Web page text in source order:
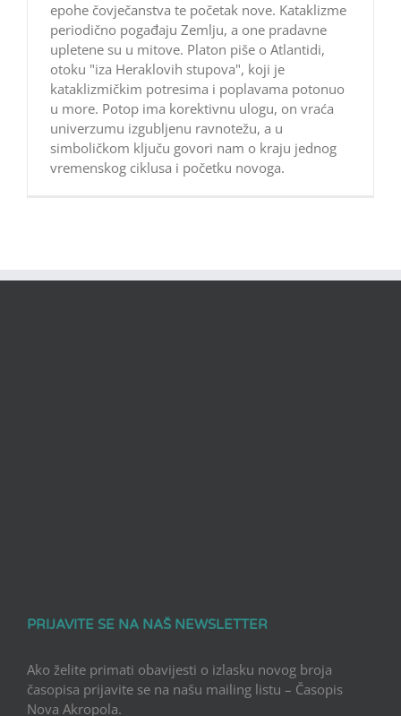
epohe čovječanstva te početak nove. Kataklizme
periodično pogađaju Zemlju, a one pradavne
upletene su u mitove. Platon piše o Atlantidi,
otoku "iza Heraklovih stupova", koji je
kataklizmičkim potresima i poplavama potonuo
u more. Potop ima korektivnu ulogu, on vraća
univerzumu izgubljenu ravnotežu, a u
simboličkom ključu govori nam o kraju jednog
vremenskog ciklusa i početku novoga.
PRIJAVITE SE NA NAŠ NEWSLETTER
Ako želite primati obavijesti o izlasku novog broja
časopisa prijavite se na našu mailing listu – Časopis
Nova Akropola.